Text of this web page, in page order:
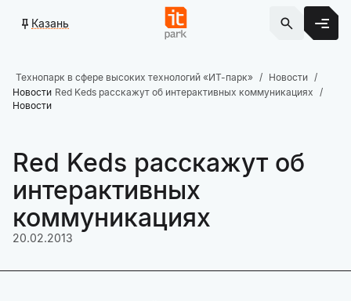
Казань
Технопарк в сфере высоких технологий «ИТ-парк»
Новости
Новости Red Keds расскажут об интерактивных коммуникациях
Новости
Red Keds расскажут об
интерактивных
коммуникациях
20.02.2013